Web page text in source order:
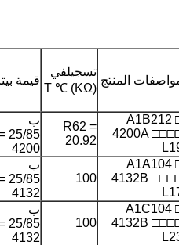
المنتج
تسجيلفي
T ℃ (KΩ)
قيمة
A1B212
4200A
R62 =
20.92
ب
=
4200
A1A104
4132B
100
ب
=
4132
A1C104
4132B
100
ب
=
4132